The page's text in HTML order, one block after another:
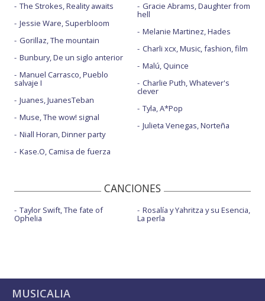
The Strokes, Reality awaits
Jessie Ware, Superbloom
Gorillaz, The mountain
Bunbury, De un siglo anterior
Manuel Carrasco, Pueblo
salvaje I
Juanes, JuanesTeban
Muse, The wow! signal
Niall Horan, Dinner party
Kase.O, Camisa de fuerza
Gracie Abrams, Daughter from
hell
Melanie Martinez, Hades
Charli xcx, Music, fashion, film
Malú, Quince
Charlie Puth, Whatever's
clever
Tyla, A*Pop
Julieta Venegas, Norteña
CANCIONES
Taylor Swift, The fate of
Ophelia
Rosalía y Yahritza y su Esencia,
La perla
MUSICALIA